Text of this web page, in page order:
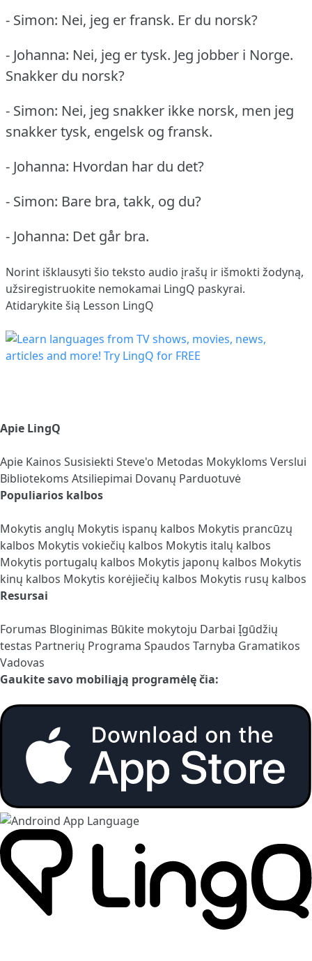
- Simon: Nei, jeg er fransk. Er du norsk?
- Johanna: Nei, jeg er tysk. Jeg jobber i Norge.
Snakker du norsk?
- Simon: Nei, jeg snakker ikke norsk, men jeg
snakker tysk, engelsk og fransk.
- Johanna: Hvordan har du det?
- Simon: Bare bra, takk, og du?
- Johanna: Det går bra.
Norint išklausyti šio teksto audio įrašų ir išmokti žodyną,
užsiregistruokite nemokamai LingQ paskyrai.
Atidarykite šią Lesson LingQ
Apie LingQ
Apie Kainos Susisiekti Steve'o Metodas Mokykloms Verslui
Bibliotekoms Atsiliepimai Dovanų Parduotuvė
Populiarios kalbos
Mokytis anglų Mokytis ispanų kalbos Mokytis prancūzų
kalbos Mokytis vokiečių kalbos Mokytis italų kalbos
Mokytis portugalų kalbos Mokytis japonų kalbos Mokytis
kinų kalbos Mokytis korėjiečių kalbos Mokytis rusų kalbos
Resursai
Forumas Bloginimas Būkite mokytoju Darbai Įgūdžių
testas Partnerių Programa Spaudos Tarnyba Gramatikos
Vadovas
Gaukite savo mobiliąją programėlę čia: